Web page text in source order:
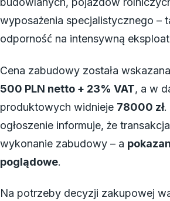
wyposażenia specjalistycznego –
odporność na intensywną
Cena zabudowy została
500 PLN netto + 23% VAT, a w
produktowych widnieje 78000 zł.
ogłoszenie informuje, że
wykonanie zabudowy – a
poglądowe.
Na potrzeby decyzji zakupowej